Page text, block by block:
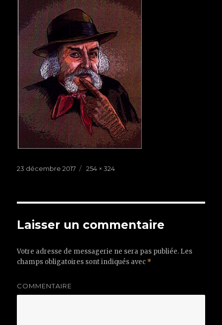
Publié
23 décembre 2017
Taille
254 × 324
Laisser un commentaire
Votre adresse de messagerie ne sera pas publiée. Les
champs obligatoires sont indiqués avec *
COMMENTAIRE